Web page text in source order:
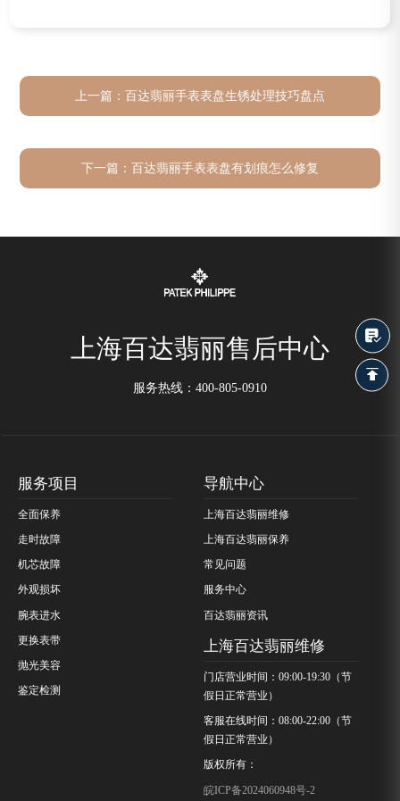
上一篇： 百达翡丽手表表盘生锈处理技巧盘点
下一篇： 百达翡丽手表表盘有划痕怎么修复
上海百达翡丽售后中心
服务热线： 400-805-0910
服务项目
全面保养
走时故障
机芯故障
外观损坏
腕表进水
更换表带
抛光美容
鉴定检测
导航中心
上海百达翡丽维修
上海百达翡丽保养
常见问题
服务中心
百达翡丽资讯
上海百达翡丽维修
门店营业时间：09:00-19:30（节
假日正常营业）
客服在线时间：08:00-22:00（节
假日正常营业）
版权所有：
皖ICP备2024060948号-2